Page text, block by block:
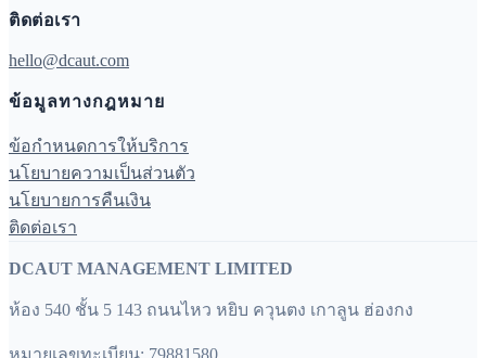
ติดต่อเรา
hello@dcaut.com
ข้อมูลทางกฎหมาย
ข้อกำหนดการให้บริการ
นโยบายความเป็นส่วนตัว
นโยบายการคืนเงิน
ติดต่อเรา
DCAUT MANAGEMENT LIMITED
ห้อง 540 ชั้น 5 143 ถนนไหว หยิบ ควุนตง เกาลูน ฮ่องกง
หมายเลขทะเบียน: 79881580